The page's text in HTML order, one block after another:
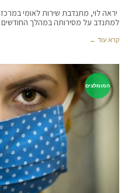
יראה לוי, מתנדבת שירות לאומי
למתנדב על מסירותה במהלך
קרא עוד ←
המומלצים